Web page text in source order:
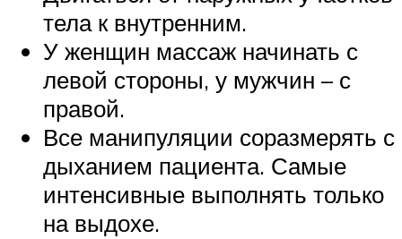
тела к внутренним.
У женщин массаж начинать с
левой стороны, у мужчин – с
правой.
Все манипуляции соразмерять с
дыханием пациента. Самые
интенсивные выполнять только
на выдохе.